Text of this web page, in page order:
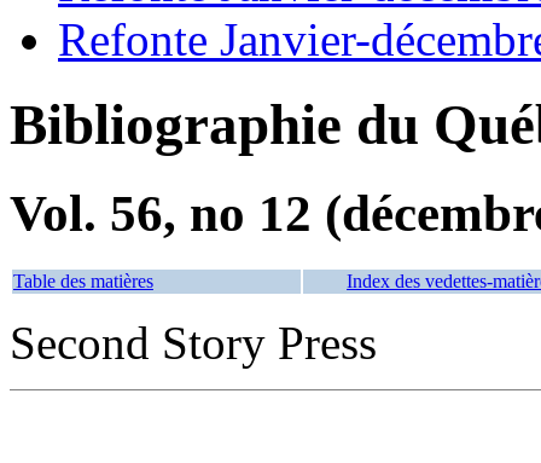
Refonte Janvier-
Bibliographie du
Vol. 56, no 12
Table des matières Index des vedettes-
Second Story Press